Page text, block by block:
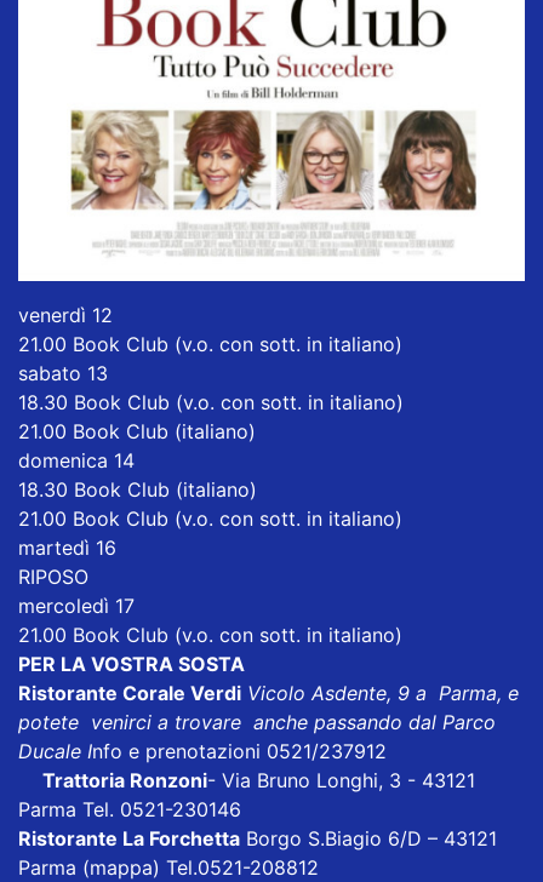
venerdì 12
21.00 Book Club (v.o. con sott. in italiano)
sabato 13
18.30 Book Club (v.o. con sott. in italiano)
21.00 Book Club (italiano)
domenica 14
18.30 Book Club (italiano)
21.00 Book Club (v.o. con sott. in italiano)
martedì 16
RIPOSO
mercoledì 17
21.00 Book Club (v.o. con sott. in italiano)
PER LA VOSTRA SOSTA
Ristorante Corale Verdi Vicolo Asdente, 9 a Parma, e
potete venirci a trovare anche passando dal Parco
Ducale Info e prenotazioni 0521/237912
Trattoria Ronzoni- Via Bruno Longhi, 3 - 43121
Parma Tel. 0521-230146
Ristorante La Forchetta Borgo S.Biagio 6/D – 43121
Parma (mappa) Tel.0521-208812